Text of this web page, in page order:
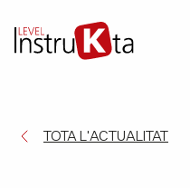
TOTA L'ACTUALITAT